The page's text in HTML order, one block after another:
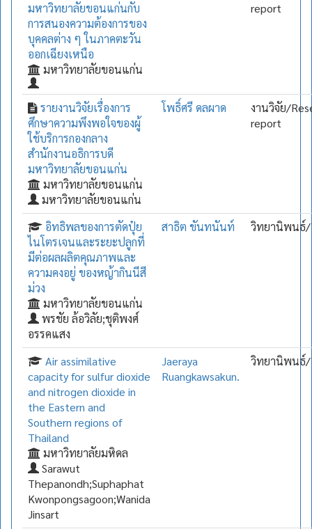
มหาวิทยาลัยขอนแก่นกับ
การสนองความต้องการของ
บุคคลต่าง ๆ ในภาคตะวัน
ออกเฉียงเหนือ
มหาวิทยาลัยขอนแก่น
report
รายงานวิจัยเรื่องการ
ศึกษาความพึงพอใจของผู้
ใช้บริการกองกลาง
สำนักงานอธิการบดี
มหาวิทยาลัยขอนแก่น
มหาวิทยาลัยขอนแก่น
มหาวิทยาลัยขอนแก่น
โพธิ์ศรี ดลผาด
งานวิจัย/
report
อิทธิพลของการตัดปุ๋ย
ไนโตรเจนและระยะปลูกที่
มีต่อผลผลิตคุณภาพและ
ความคงอยู่ ของหญ้ากินนีสี
ม่วง
มหาวิทยาลัยขอนแก่น
พรชัย ล้อวิลัย;ชุติพงศ์
อรรคแสง
สาธิต ขันทนันท์ วิทยานิพนธ์/
Air assimilative
capacity for sulfur dioxide
and nitrogen dioxide in
the Eastern and
Southern regions of
Thailand
มหาวิทยาลัยมหิดล
Sarawut
Thepanondh;Suphaphat
Kwonpongsagoon;Wanida
Jinsart
Jaeraya
Ruangkawsakun.
วิทยานิพนธ์/